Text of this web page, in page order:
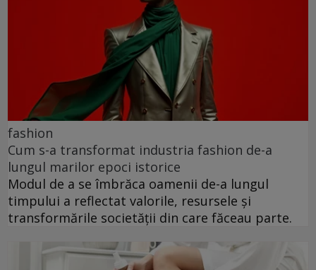
fashion
Cum s-a transformat industria fashion de-a
lungul marilor epoci istorice
Modul de a se îmbrăca oamenii de-a lungul
timpului a reflectat valorile, resursele și
transformările societății din care făceau parte.